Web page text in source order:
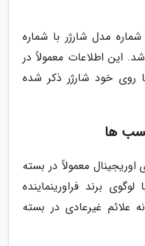
مدل شارژر با شماره
این اطلاعات معمولاً در
روی خود شارژر ذکر شده
معمولاً در بسته
برند فراورینماینده
علائم غیرعادی در بسته